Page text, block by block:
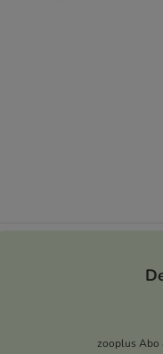
zooplus Abo